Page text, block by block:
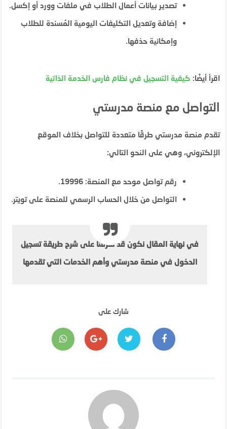
تصدير بيانات أعمال الطلاب في ملفات وورد أو إكسل.
إضافة وتعديل التكليفات اليومية المُسندة للطلاب
وإمكانية حذفها.
اقرأ أيضًا: كيفية التسجيل في نظام فارس الخدمة الذاتية
التواصل مع منصة مدرستي
تقدم منصة مدرستي طرقًا متعددة للتواصل بخلاف الموقع
الإلكتروني، وهي على النحو التالي:
رقم تواصل موحد مع المنصة: 19996.
التواصل من خلال الحساب الرسمي للمنصة على تويتر.
في نهاية المقال نكون قد تعرفنا على شرح طريقة تسجيل
الدخول في منصة مدرستي وأهم الخدمات التي تقدمها
شارك على